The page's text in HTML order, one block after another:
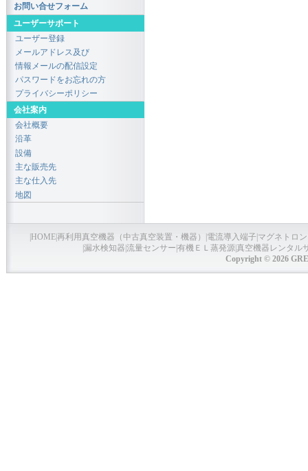
お問い合せフォーム
ユーザーサポート
ユーザー登録
メールアドレス及び
情報メールの配信設定
パスワードをお忘れの方
プライバシーポリシー
会社案内
会社概要
沿革
設備
主な販売先
主な仕入先
地図
HOME再利用真空機器（中古真空装置・機器） 電流導入端子 マグネトロ
漏水検知器 流量センサー 有機ＥＬ蒸発源真空機器レンタル
Copyright © 2026